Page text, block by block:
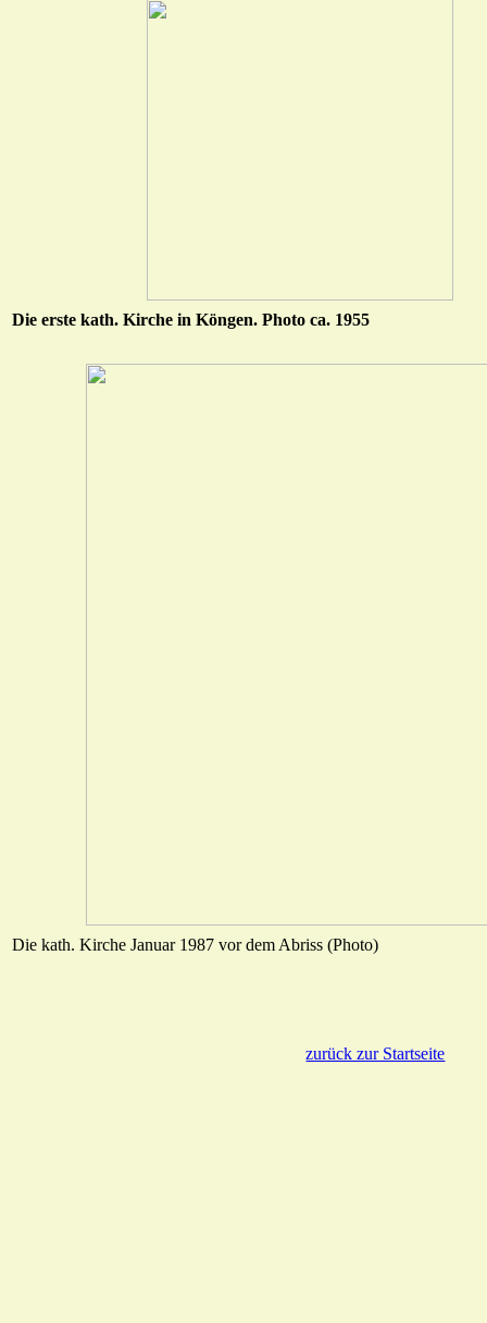
Die erste kath. Kirche in Köngen. Photo ca. 1955
Die kath. Kirche Januar 1987 vor dem Abriss (Photo)
zurück zur Startseite